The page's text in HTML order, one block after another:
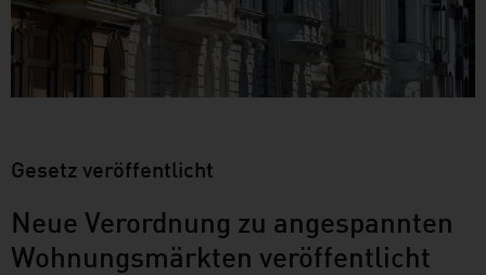
Gesetz veröffentlicht
Neue Verordnung zu angespannten
Wohnungsmärkten veröffentlicht